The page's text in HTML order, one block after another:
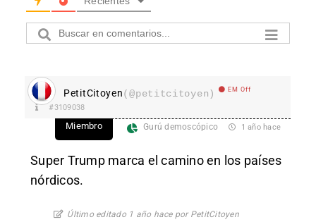
PetitCitoyen(@petitcitoyen) EM Off
#3109038
Miembro Gurú demoscópico 1 año hace
Super Trump marca el camino en los países
nórdicos.
Último editado 1 año hace por PetitCitoyen